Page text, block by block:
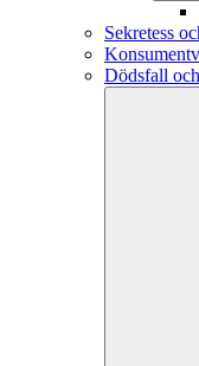
Sekretess
Dödsfall